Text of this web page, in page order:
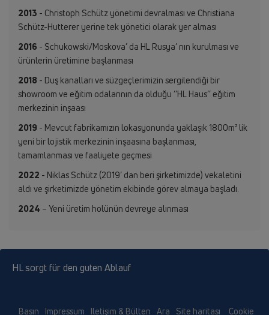
2013 - Christoph Schütz yönetimi devralması ve Christiana
Schütz-Hutterer yerine tek yönetici olarak yer alması
2016 - Schukowski/Moskova’ da HL Rusya’ nın kurulması ve
ürünlerin üretimine başlanması
2018 - Duş kanalları ve süzgeçlerimizin sergilendiği bir
showroom ve eğitim odalarının da olduğu ‘’HL Haus’’ eğitim
merkezinin inşaası
2019 - Mevcut fabrikamızın lokasyonunda yaklaşık 1800m² lik
yeni bir lojistik merkezinin inşaasına başlanması,
tamamlanması ve faaliyete geçmesi
2022 - Niklas Schütz (2019’ dan beri şirketimizde) vekaletini
aldı ve şirketimizde yönetim ekibinde görev almaya başladı.
2024 – Yeni üretim holünün devreye alınması
HL sorgt für den guten Ablauf
Basın Impressum Iletişim & Bülten Ara Site haritası Cookie